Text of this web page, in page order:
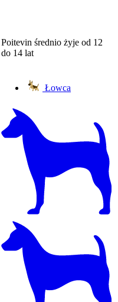
Poitevin średnio żyje od 12
do 14 lat
Łowca